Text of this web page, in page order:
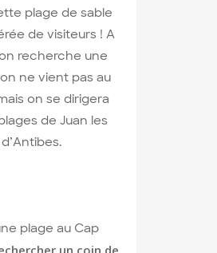
plage de sable
de visiteurs ! A
recherche une
ne vient pas au
on se dirigera
de Juan les
plage au Cap
un coin de